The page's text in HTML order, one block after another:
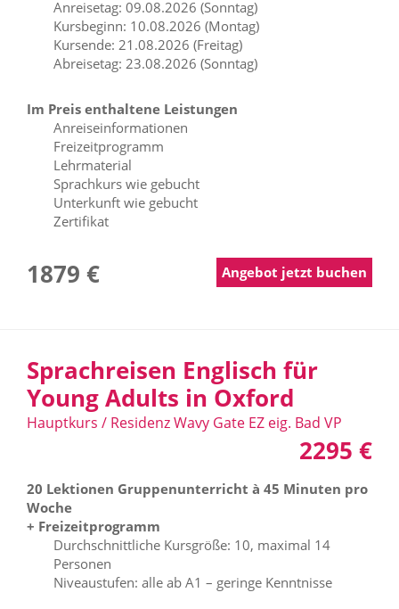
Anreisetag: 09.08.2026 (Sonntag)
Kursbeginn: 10.08.2026 (Montag)
Kursende: 21.08.2026 (Freitag)
Abreisetag: 23.08.2026 (Sonntag)
Im Preis enthaltene Leistungen
Anreiseinformationen
Freizeitprogramm
Lehrmaterial
Sprachkurs wie gebucht
Unterkunft wie gebucht
Zertifikat
1879 € Angebot jetzt buchen
Sprachreisen Englisch für
Young Adults in Oxford
Hauptkurs / Residenz Wavy Gate EZ eig. Bad VP
2295 €
20 Lektionen Gruppenunterricht à 45 Minuten pro
Woche
+ Freizeitprogramm
Durchschnittliche Kursgröße: 10, maximal 14
Personen
Niveaustufen: alle ab A1 – geringe Kenntnisse